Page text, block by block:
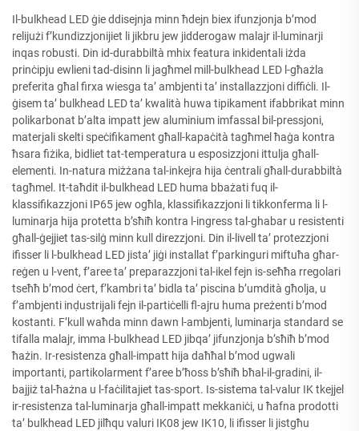
Il-bulkhead LED ġie ddisejnja minn ħdejn biex ifunzjonja b’mod
relijużi f’kundizzjonijiet li jikbru jew jidderogaw malajr il-luminarji
inqas robusti. Din id-durabbiltà mhix featura inkidentali iżda
prinċipju ewlieni tad-disinn li jagħmel mill-bulkhead LED l-għażla
preferita għal firxa wiesga ta’ ambjenti ta’ installazzjoni diffiċli. Il-
ġisem ta’ bulkhead LED ta’ kwalità huwa tipikament ifabbrikat minn
polikarbonat b’alta impatt jew aluminium imfassal bil-pressjoni,
materjali skelti speċifikament għall-kapaċità tagħmel ħaġa kontra
ħsara fiżika, bidliet tat-temperatura u esposizzjoni ittulja għall-
elementi. In-natura miżżana tal-inkejra hija ċentrali għall-durabbiltà
tagħmel. It-taħdit il-bulkhead LED huma bbażati fuq il-
klassifikazzjoni IP65 jew ogħla, klassifikazzjoni li tikkonferma li l-
luminarja hija protetta b’sħiħ kontra l-ingress tal-ghabar u resistenti
għall-ġejjiet tas-silġ minn kull direzzjoni. Din il-livell ta’ protezzjoni
ifisser li l-bulkhead LED jista’ jiġi installat f’parkinguri miftuħa għar-
reġen u l-vent, f’aree ta’ preparazzjoni tal-ikel fejn is-seħħa rregolari
tseħħ b’mod ċert, f’kambri ta’ bidla ta’ piscina b’umdità għolja, u
f’ambjenti inḍustrijali fejn il-partiċelli fl-ajru huma preżenti b’mod
kostanti. F’kull waħda minn dawn l-ambjenti, luminarja standard se
tifalla malajr, imma l-bulkhead LED jibqa’ jifunzjonja b’sħiħ b’mod
ħażin. Ir-resistenza għall-impatt hija daħħal b’mod ugwali
importanti, partikolarment f’aree b’ħoss b’sħiħ bħal-il-gradini, il-
bajjiż tal-ħażna u l-faċilitajiet tas-sport. Is-sistema tal-valur IK tkejjel
ir-resistenza tal-luminarja għall-impatt mekkaniċi, u ħafna prodotti
ta’ bulkhead LED jilħqu valuri IK08 jew IK10, li ifisser li jistgħu